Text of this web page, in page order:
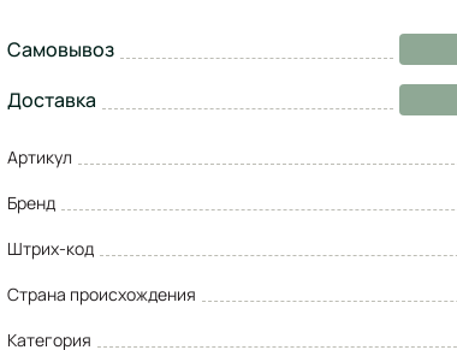
Самовывоз
Доставка
Артикул
Бренд
Штрих-код
Страна происхождения
Категория